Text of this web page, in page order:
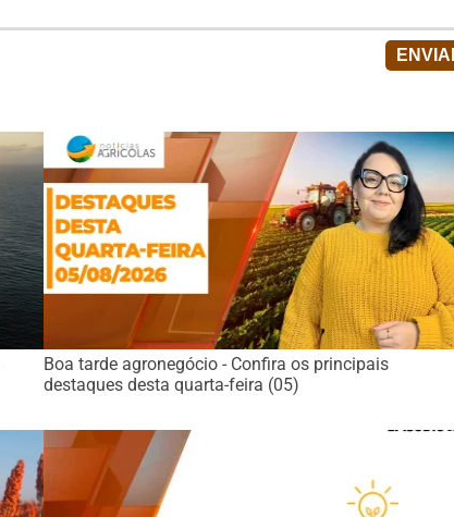
Boa tarde agronegócio - Confira os principais
destaques desta quarta-feira (05)